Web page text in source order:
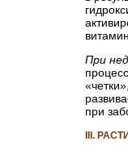
При
при
III.